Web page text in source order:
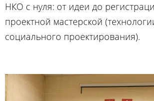
НКО с нуля: от идеи до
проектной мастерской
социального проектирования).